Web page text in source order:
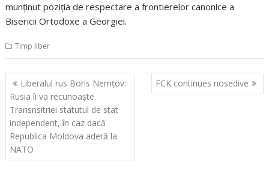
munţinut poziţia de respectare a frontierelor canonice a
Bisericii Ortodoxe a Georgiei.
Timp liber
Navigare
în
articole
Liberalul rus Boris Nemţov:
Rusia îi va recunoaşte
Transnsitriei statutul de stat
independent, în caz dacă
Republica Moldova aderă la
NATO
FCK continues nosedive